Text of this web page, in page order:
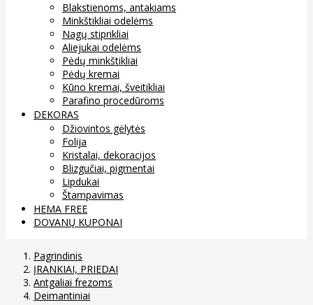
Blakstienoms, antakiams
Minkštikliai odelėms
Nagų stiprikliai
Aliejukai odelėms
Pėdų minkštikliai
Pėdų kremai
Kūno kremai, šveitikliai
Parafino procedūroms
DEKORAS
Džiovintos gėlytės
Folija
Kristalai, dekoracijos
Blizgučiai, pigmentai
Lipdukai
Štampavimas
HEMA FREE
DOVANŲ KUPONAI
Pagrindinis
ĮRANKIAI, PRIEDAI
Antgaliai frezoms
Deimantiniai